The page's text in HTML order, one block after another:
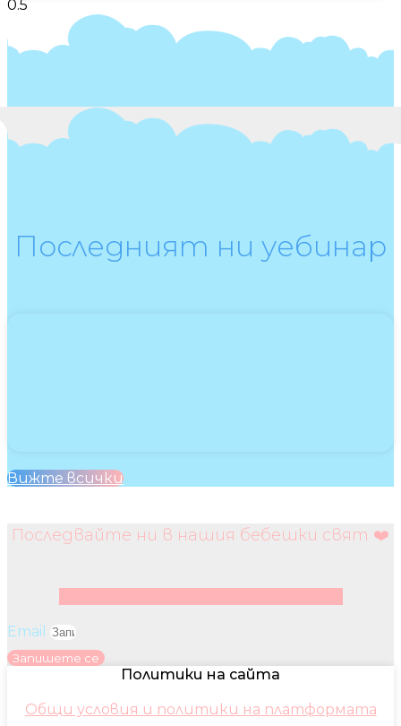
Последният ни уебинар
Вижте всички
Последвайте ни в нашия бебешки свят ❤️
Email
Запишете се
Политики на сайта
Общи условия и политики на платформата